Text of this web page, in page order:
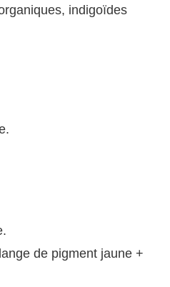
indigoïdes
de pigment jaune +